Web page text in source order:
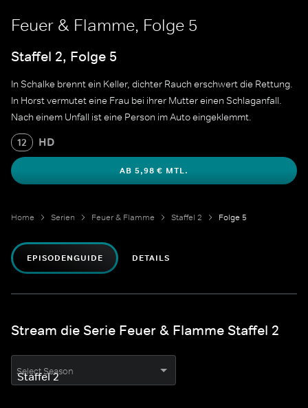
Feuer & Flamme, Folge 5
Staffel 2, Folge 5
In Schalke brennt ein Keller, dichter Rauch erschwert die Rettung.
In Horst vermutet eine Frau bei ihrer Mutter einen Schlaganfall.
Nach einem Unfall ist eine Person im Auto eingeklemmt.
12 HD
AB 5,98 € MTL.
Home Serien Feuer & Flamme Staffel 2 Folge 5
EPISODENGUIDE DETAILS
Stream die Serie Feuer & Flamme Staffel 2
Select Season